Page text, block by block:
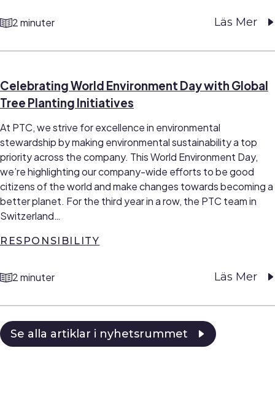
reading time
2 minuter Läs Mer
Celebrating World Environment Day with Global
Tree Planting Initiatives
At PTC, we strive for excellence in environmental
stewardship by making environmental sustainability a top
priority across the company. This World Environment Day,
we’re highlighting our company-wide efforts to be good
citizens of the world and make changes towards becoming a
better planet. For the third year in a row, the PTC team in
Switzerland…
RESPONSIBILITY
reading time
2 minuter Läs Mer
Se alla artiklar i nyhetsrummet